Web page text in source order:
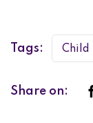
Tags: Child
Share on: